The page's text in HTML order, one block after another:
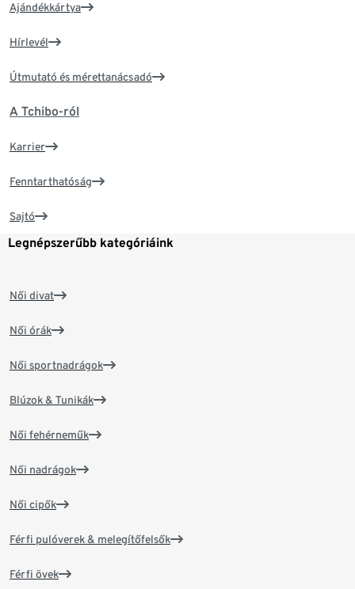
Ajándékkártya
Hírlevél
Útmutató és mérettanácsadó
A Tchibo-ról
Karrier
Fenntarthatóság
Sajtó
Legnépszerűbb kategóriáink
Női divat
Női órák
Női sportnadrágok
Blúzok & Tunikák
Női fehérneműk
Női nadrágok
Női cipők
Férfi pulóverek & melegítőfelsők
Férfi övek